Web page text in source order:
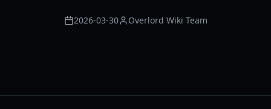
2026-03-30 Overlord Wiki Team